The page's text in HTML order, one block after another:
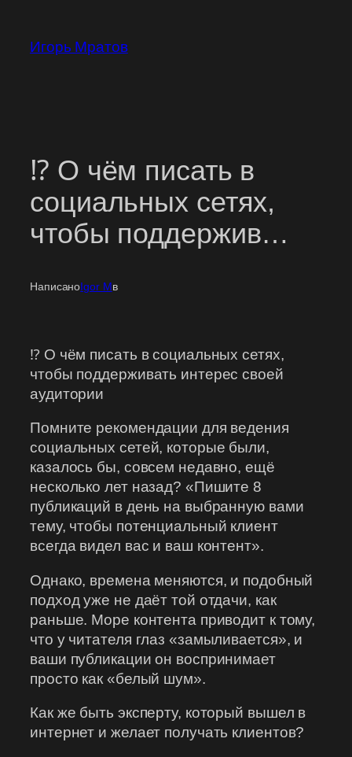
содержимому
Игорь Мратов
⁉ О чём писать в
социальных сетях,
чтобы поддержив…
НаписаноIgor Mв
⁉ О чём писать в социальных сетях,
чтобы поддерживать интерес своей
аудитории
Помните рекомендации для ведения
социальных сетей, которые были,
казалось бы, совсем недавно, ещё
несколько лет назад? «Пишите 8
публикаций в день на выбранную вами
тему, чтобы потенциальный клиент
всегда видел вас и ваш контент».
Однако, времена меняются, и подобный
подход уже не даёт той отдачи, как
раньше. Море контента приводит к тому,
что у читателя глаз «замыливается», и
ваши публикации он воспринимает
просто как «белый шум».
Как же быть эксперту, который вышел в
интернет и желает получать клиентов?